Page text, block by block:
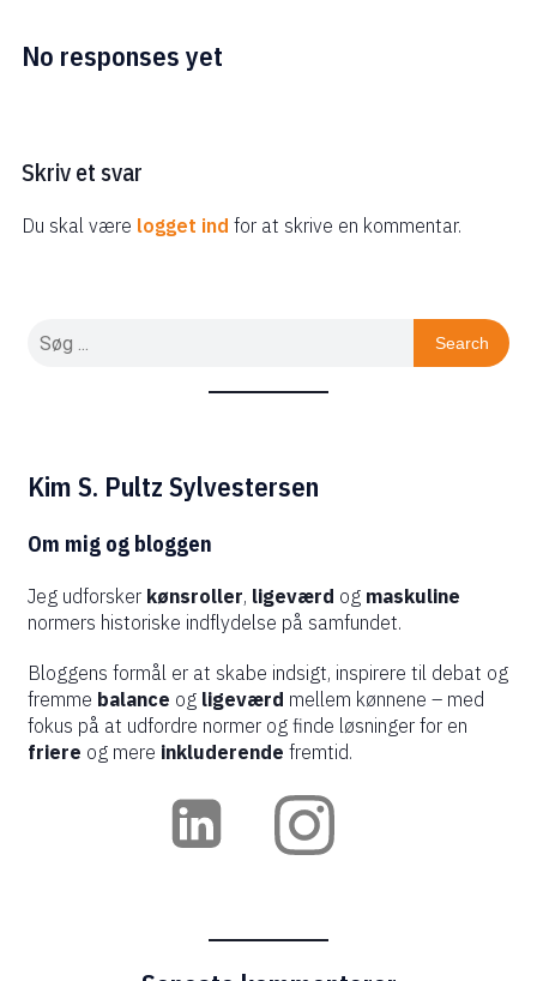
No responses yet
Skriv et svar
Du skal være logget ind for at skrive en kommentar.
Search
Kim S. Pultz Sylvestersen
Om mig og bloggen
Jeg udforsker kønsroller, ligeværd og maskuline
normers historiske indflydelse på samfundet.
Bloggens formål er at skabe indsigt, inspirere til debat og
fremme balance og ligeværd mellem kønnene – med
fokus på at udfordre normer og finde løsninger for en
friere og mere inkluderende fremtid.